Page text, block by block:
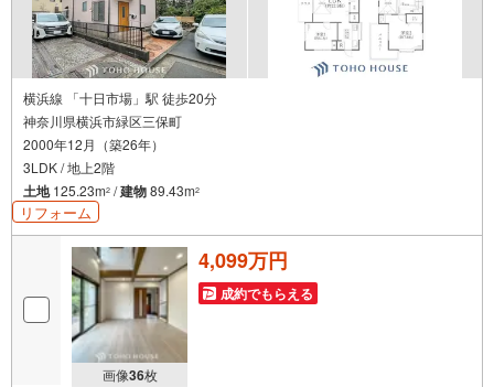
横浜線 「十日市場」駅 徒歩20分
神奈川県横浜市緑区三保町
2000年12月（築26年）
3LDK / 地上2階
土地125.23m2 /建物89.43m2
リフォーム
画像36枚
4,099万円
成約でもらえる